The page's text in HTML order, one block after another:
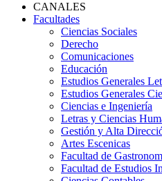
CANALES
Facultades
Ciencias Sociales
Derecho
Comunicaciones
Educación
Estudios Generales
Estudios Generales
Ciencias e Ingeniería
Letras y Ciencias
Gestión y Alta
Artes Escenicas
Facultad de
Facultad de Estudios